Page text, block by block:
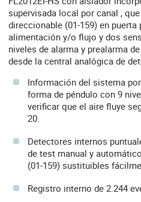
supervisada local por canal ,
direccionable (01-159) en puerta
alimentación y/o flujo y dos
niveles de alarma y prealarma
desde la central analógica de
Información del sistema
forma de péndulo con 9
verificar que el aire fluye
20.
Detectores internos
de test manual y
(01-159) sustituibles
Registro interno de 2.244